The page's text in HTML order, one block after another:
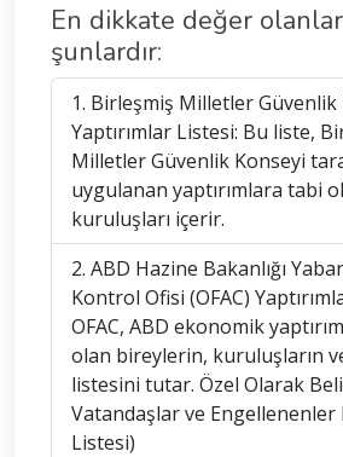
En dikkate değer
şunlardır:
1. Birleşmiş Milletler Güvenlik
Yaptırımlar Listesi: Bu liste,
Milletler Güvenlik Konseyi
uygulanan yaptırımlara tabi
kuruluşları içerir.
2. ABD Hazine Bakanlığı
Kontrol Ofisi (OFAC)
OFAC, ABD ekonomik
olan bireylerin, kuruluşların
listesini tutar. Özel Olarak
Vatandaşlar ve Engellenenler
Listesi)